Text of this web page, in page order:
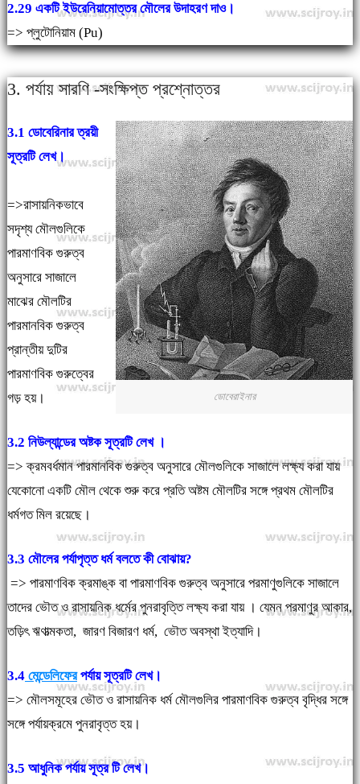
2.29 একটি ইউরেনিয়ামোত্তর মৌলের উদাহরণ দাও।
=> প্লুটোনিয়াম (Pu)
3. পর্যায় সারণি -সংক্ষিপ্ত প্রশ্নোত্তর
ডোবেরাইনার
3.1 ডোবেরিনার ত্রয়ী
সূত্রটি লেখ।
=>রাসায়নিকভাবে
সদৃশ্য মৌলগুলিকে
পারমাণবিক গুরুত্ব
অনুসারে সাজালে
মাঝের মৌলটির
পারমানবিক গুরুত্ব
প্রান্তীয় দুটির
পারমাণবিক গুরুত্বের
গড় হয়।
3.2 নিউল্যান্ডের অষ্টক সূত্রটি লেখ ।
=> ক্রমবর্ধমান পারমানবিক গুরুত্ব অনুসারে মৌলগুলিকে সাজালে লক্ষ্য করা যায়
যেকোনো একটি মৌল থেকে শুরু করে প্রতি অষ্টম মৌলটির সঙ্গে প্রথম মৌলটির
ধর্মগত মিল রয়েছে।
3.3 মৌলের পর্যাপৃত্ত ধর্ম বলতে কী বোঝায়?
=> পারমাণবিক ক্রমাঙ্ক বা পারমাণবিক গুরুত্ব অনুসারে পরমাণুগুলিকে সাজালে
তাদের ভৌত ও রাসায়নিক ধর্মের পুনরাবৃত্তি লক্ষ্য করা যায় । যেমন পরমাণুর আকার,
তড়িৎ ঋণাত্মকতা, জারণ বিজারণ ধর্ম, ভৌত অবস্থা ইত্যাদি।
3.4মেন্ডেলিফেরপর্যায় সূত্রটি লেখ।
=> মৌলসমূহের ভৌত ও রাসায়নিক ধর্ম মৌলগুলির পারমাণবিক গুরুত্ব বৃদ্ধির সঙ্গে
সঙ্গে পর্যায়ক্রমে পুনরাবৃত্ত হয়।
3.5 আধুনিক পর্যায় সূত্র টি লেখ।